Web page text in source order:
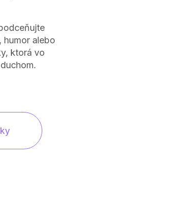
humor alebo
ktorá vo